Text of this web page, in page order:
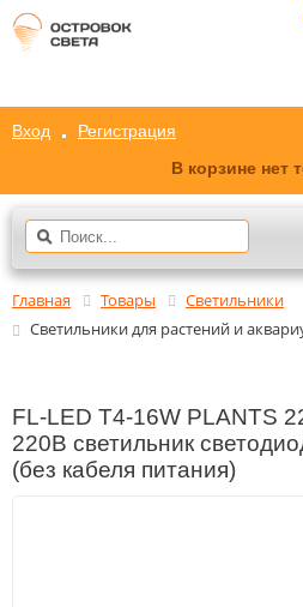
Вход
Регистрация
В корзине нет
Главная Товары
Светильники
Светильники для растений и
FL-LED T4-16W PLANTS
220В светильник
(без кабеля питания)